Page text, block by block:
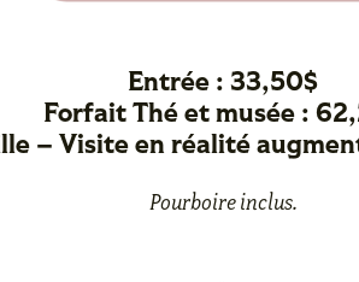
Entrée : 33,50$
Forfait Thé et musée :
– Visite en réalité
Pourboire inclus.